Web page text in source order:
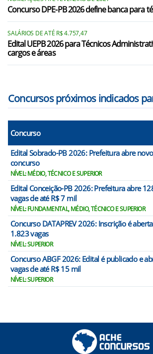
Campo de Santana/PB
Capim/PB
Casserengue/PB
Concurso DPE-PB 2026 define banca para
SALÁRIOS DE ATÉ R$ 4.757,47
Edital UEPB 2026 para Técnicos
cargos e áreas
Concursos próximos indicados
Concurso
Edital Sobrado-PB 2026: Prefeitura abre novo
concurso
NÍVEL: MÉDIO, TÉCNICO E SUPERIOR
Edital Conceição-PB 2026: Prefeitura abre
vagas de até R$ 7 mil
NÍVEL: FUNDAMENTAL, MÉDIO, TÉCNICO E SUPERIOR
Concurso DATAPREV 2026: Inscrição é
1.823 vagas
NÍVEL: SUPERIOR
Concurso ABGF 2026: Edital é publicado e
vagas de até R$ 15 mil
NÍVEL: SUPERIOR